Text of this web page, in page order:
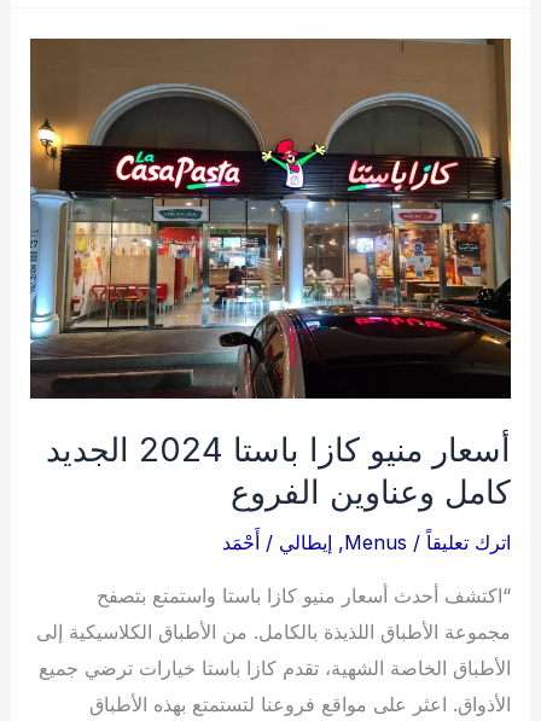
جدة
العنوان،
المنيو،
الأسعار،
الحجز،
والتقييم
أسعار منيو كازا باستا 2024 الجديد
كامل وعناوين الفروع
اترك تعليقاً /
Menus
, إيطالي / أَحْمَد
“اكتشف أحدث أسعار منيو كازا باستا واستمتع بتصفح
مجموعة الأطباق اللذيذة بالكامل. من الأطباق الكلاسيكية إلى
الأطباق الخاصة الشهية، تقدم كازا باستا خيارات ترضي جميع
الأذواق. اعثر على مواقع فروعنا لتستمتع بهذه الأطباق